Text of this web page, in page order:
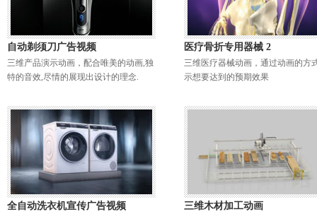
自动剃须刀广告视频
三维产品演示动画，配合唯美的动画,独
特的音效,尽情的展现出设计的理念.
医疗骨折专用器械 2
三维医疗器械动画，通过动画的方
示想要达到的预期效果
全自动洗衣机宣传广告视频 三维木材加工动画